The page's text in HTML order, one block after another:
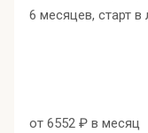
6 месяцев, старт
от 6552 ₽ в месяц